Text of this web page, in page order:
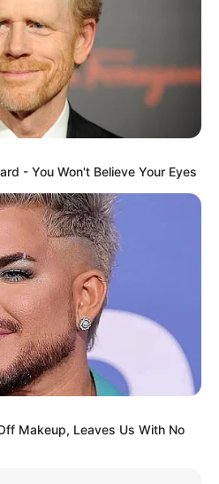
- You Won't Believe Your Eyes
Makeup, Leaves Us With No